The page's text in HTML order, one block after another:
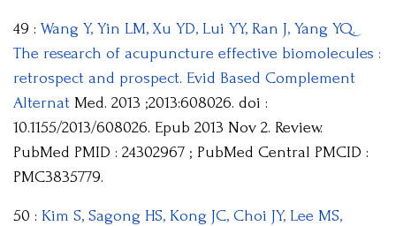
49 : Wang Y, Yin LM, Xu YD, Lui YY, Ran J, Yang YQ.
The research of acupuncture effective biomolecules :
retrospect and prospect. Evid Based Complement
Alternat Med. 2013 ;2013:608026. doi :
10.1155/2013/608026. Epub 2013 Nov 2. Review.
PubMed PMID : 24302967 ; PubMed Central PMCID :
PMC3835779.
50 : Kim S, Sagong HS, Kong JC, Choi JY, Lee MS,